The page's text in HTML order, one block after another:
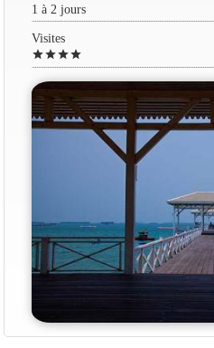
1 à 2 jours
Visites
starstarstarstar